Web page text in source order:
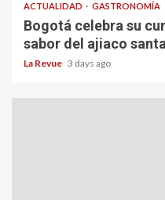
ACTUALIDAD GASTRONOMÍA
Bogotá celebra su
sabor del ajiaco
La Revue 3 days ago